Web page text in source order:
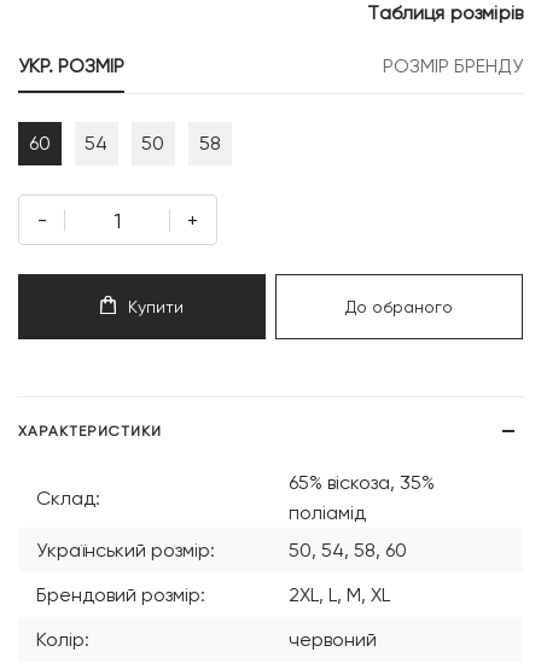
УКР. РОЗМІР
РОЗМІР БРЕНДУ
Таблиця розмірів
60 54 50 58
- +
Купити До обраного
ХАРАКТЕРИСТИКИ
Склад:
65% віскоза, 35%
поліамід
Український розмір:
50, 54, 58, 60
Брендовий розмір:
2XL, L, M, XL
Колір:
червоний